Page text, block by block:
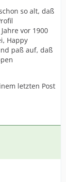
so alt, daß
vor 1900
Happy
paß auf, daß
letzten Post